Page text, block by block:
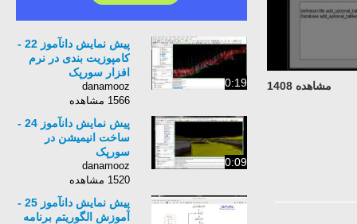
مشاهده 1408 0:19
پیش نمایش دانآموز 22 -
کامپوزیت بندی در نرم
افزار سورپک
danamooz
1566 مشاهده
0:09
پیش نمایش دانآموز 24 -
ساخت انیمیشن در
سورپک
danamooz
1520 مشاهده
پیش نمایش دانآموز 25 -
آموزش الگوریتم برنامه